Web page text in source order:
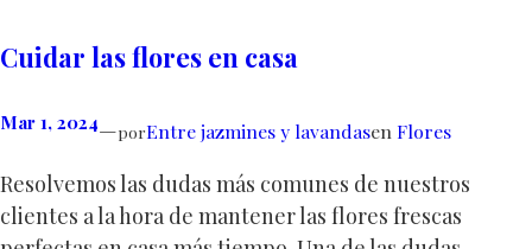
Cuidar las flores en casa
Mar 1, 2024—porEntre jazmines y lavandasen Flores
Resolvemos las dudas más comunes de nuestros
clientes a la hora de mantener las flores frescas